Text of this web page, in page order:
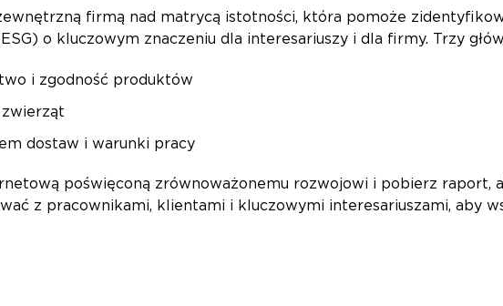
firmą nad matrycą istotności, która pomoże
o kluczowym znaczeniu dla interesariuszy i dla firmy. Trzy
i zgodność produktów
dostaw i warunki pracy
poświęconą zrównoważonemu rozwojowi i pobierz raport,
z pracownikami, klientami i kluczowymi interesariuszami, aby